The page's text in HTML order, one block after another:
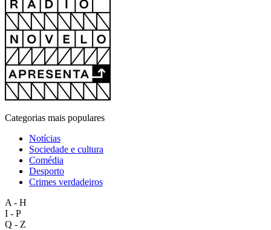
Categorias mais populares
Notícias
Sociedade e cultura
Comédia
Desporto
Crimes verdadeiros
A - H
I - P
Q - Z